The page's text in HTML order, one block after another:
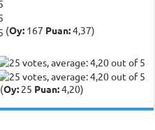
(Oy: 167 Puan:4,37)
(Oy: 25 Puan:4,20)